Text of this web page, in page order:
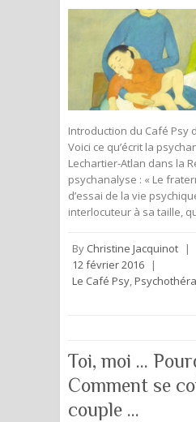
Introduction du Café Psy
Voici ce qu’écrit la
Lechartier-Atlan dans la
psychanalyse : « Le
d’essai de la vie
interlocuteur à sa taille,
By Christine Jacquinot
|
12 février 2016
|
Le Café Psy,
Toi, moi …
Comment se
couple …